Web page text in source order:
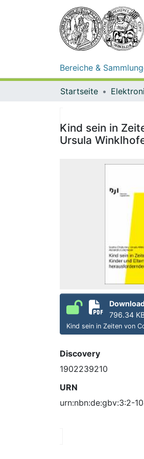
Bereiche &
Startseite
Kind sein in
Ursula
796.34
Kind sein in Zeiten von
Discovery
1902239210
URN
urn:nbn:de:gbv:3:2-